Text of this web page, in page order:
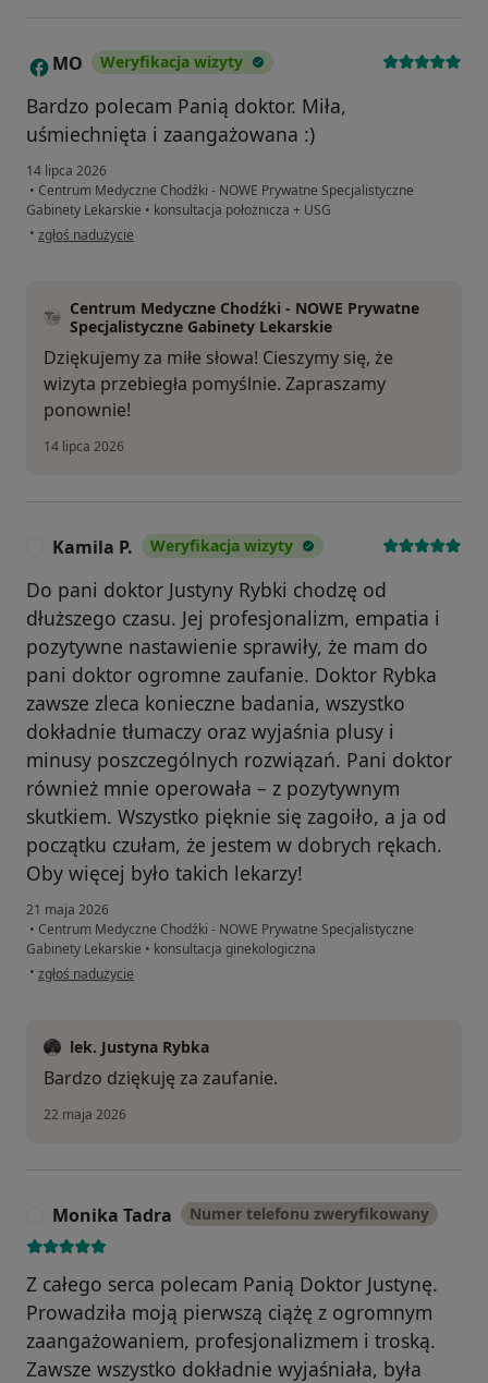
M MO Weryfikacja wizyty
Bardzo polecam Panią doktor. Miła,
uśmiechnięta i zaangażowana :)
14 lipca 2026
• Centrum Medyczne Chodźki - NOWE Prywatne Specjalistyczne
Gabinety Lekarskie • konsultacja położnicza + USG
• w opinii użytkownika MO
zgłoś nadużycie
Centrum Medyczne Chodźki - NOWE Prywatne
Specjalistyczne Gabinety Lekarskie
Dziękujemy za miłe słowa! Cieszymy się, że
wizyta przebiegła pomyślnie. Zapraszamy
ponownie!
14 lipca 2026
Kamila P. Weryfikacja wizyty
Do pani doktor Justyny Rybki chodzę od
dłuższego czasu. Jej profesjonalizm, empatia i
pozytywne nastawienie sprawiły, że mam do
pani doktor ogromne zaufanie. Doktor Rybka
zawsze zleca konieczne badania, wszystko
dokładnie tłumaczy oraz wyjaśnia plusy i
minusy poszczególnych rozwiązań. Pani doktor
również mnie operowała – z pozytywnym
skutkiem. Wszystko pięknie się zagoiło, a ja od
początku czułam, że jestem w dobrych rękach.
Oby więcej było takich lekarzy!
21 maja 2026
• Centrum Medyczne Chodźki - NOWE Prywatne Specjalistyczne
Gabinety Lekarskie • konsultacja ginekologiczna
• w opinii użytkownika Kamila P.
zgłoś nadużycie
lek. Justyna Rybka
Bardzo dziękuję za zaufanie.
22 maja 2026
Monika Tadra Numer telefonu zweryfikowany
Z całego serca polecam Panią Doktor Justynę.
Prowadziła moją pierwszą ciążę z ogromnym
zaangażowaniem, profesjonalizmem i troską.
Zawsze wszystko dokładnie wyjaśniała, była